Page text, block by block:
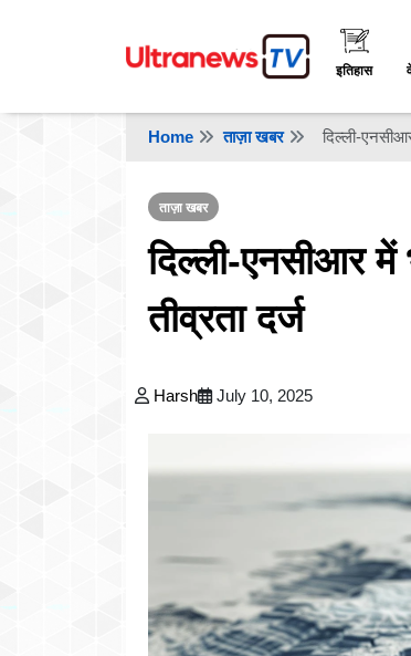
इतिहास
Home ताज़ा खबर दिल्ली-
ताज़ा खबर
दिल्ली-एनसीआर
तीव्रता दर्ज
Harsh July 10, 2025